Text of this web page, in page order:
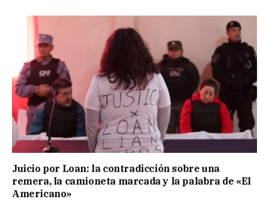
Juicio por Loan: la contradicción sobre una
remera, la camioneta marcada y la palabra de «El
Americano»